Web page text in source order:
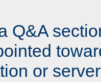
Q&A
or